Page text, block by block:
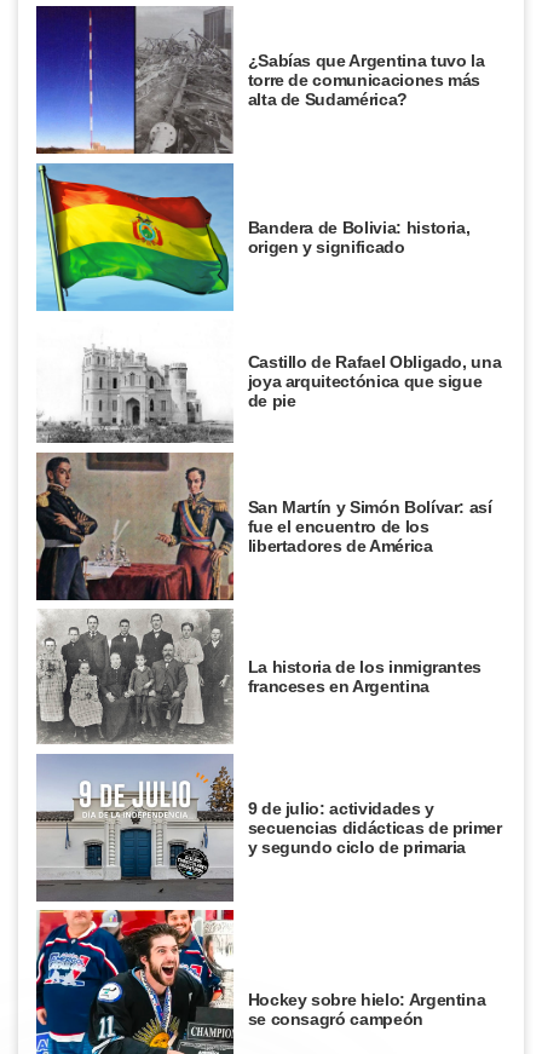
¿Sabías que Argentina tuvo la
torre de comunicaciones más
alta de Sudamérica?
Bandera de Bolivia: historia,
origen y significado
Castillo de Rafael Obligado, una
joya arquitectónica que sigue
de pie
San Martín y Simón Bolívar: así
fue el encuentro de los
libertadores de América
La historia de los inmigrantes
franceses en Argentina
9 de julio: actividades y
secuencias didácticas de primer
y segundo ciclo de primaria
Hockey sobre hielo: Argentina
se consagró campeón